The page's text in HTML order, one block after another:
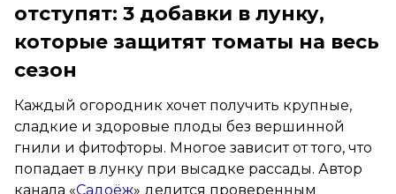
отступят: 3 добавки в лунку,
которые защитят томаты на весь
сезон
Каждый огородник хочет получить крупные,
сладкие и здоровые плоды без вершинной
гнили и фитофторы. Многое зависит от того, что
попадает в лунку при высадке рассады. Автор
канала «Садоёж» делится проверенным